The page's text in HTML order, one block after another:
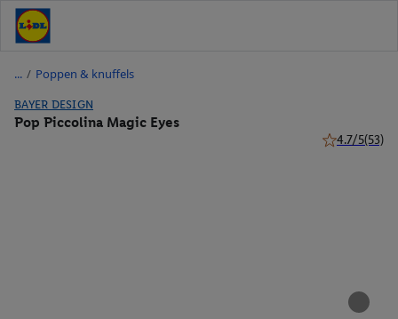
/ Poppen & knuffels
BAYER DESIGN
Pop Piccolina Magic Eyes
4.7/5(53)